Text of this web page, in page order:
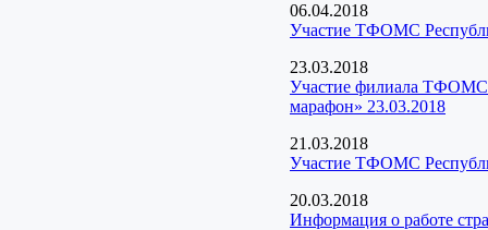
06.04.2018
Участие ТФОМС
23.03.2018
Участие филиала ТФОМС
марафон» 23.03.2018
21.03.2018
Участие ТФОМС
20.03.2018
Информация о работе